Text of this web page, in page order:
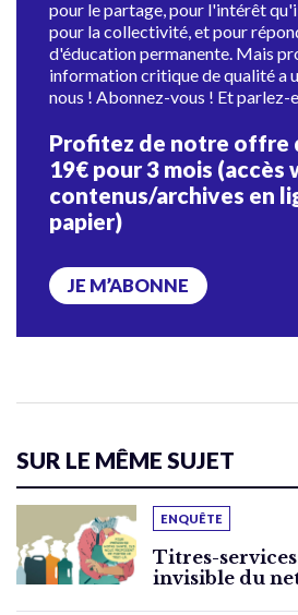
pour le partage, pour l'intérêt
pour la collectivité, et pour
d'éducation permanente. Mais
information critique de qualité a
nous ! Abonnez-vous ! Et parlez-
Profitez de notre offre
19€ pour 3 mois (accès
contenus/archives en
papier)
JE M’ABONNE
SUR LE MÊME SUJET
ENQUÊTE
Titres-
invisible du